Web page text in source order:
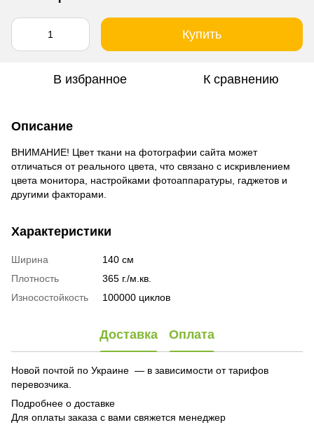
Купить
В избранное К сравнению
Описание
ВНИМАНИЕ! Цвет ткани на фотографии сайта может
отличаться от реального цвета, что связано с искривлением
цвета монитора, настройками фотоаппаратуры, гаджетов и
другими факторами.
Характеристики
Ширина
140 см
Плотность
365 г./м.кв.
Износостойкость
100000 циклов
Доставка Оплата
Новой почтой по Украине — в зависимости от тарифов
перевозчика.
Подробнее о доставке
Для оплаты заказа с вами свяжется менеджер